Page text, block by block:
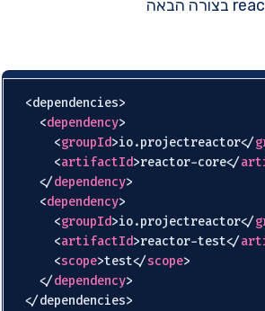
<dependencies>
<dependency>
<groupId>io.projectreactor</
<artifactId>reactor-core</
</dependency>
<dependency>
<groupId>io.projectreactor</
<artifactId>reactor-test</
<scope>test</scope>
</dependency>